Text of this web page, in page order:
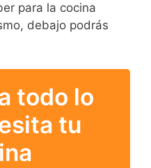
para la cocina
debajo podrás
todo lo
tu